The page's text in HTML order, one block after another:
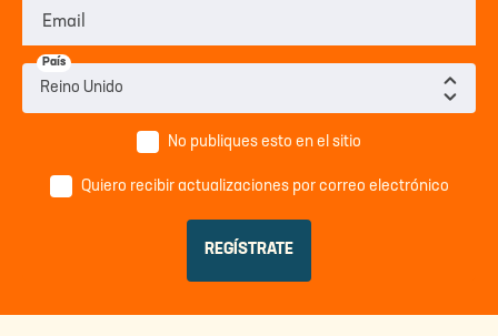
Email
País
No publiques esto en el sitio
Quiero recibir actualizaciones por correo electrónico